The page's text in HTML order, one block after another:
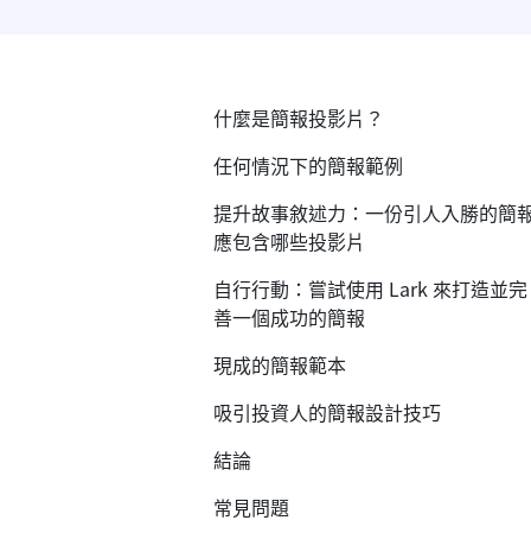
什麼是簡報投影片？
任何情況下的簡報範例
提升故事敘述力：一份引人入勝的簡
應包含哪些投影片
自行行動：嘗試使用 Lark 來打造並完
善一個成功的簡報
現成的簡報範本
吸引投資人的簡報設計技巧
結論
常見問題